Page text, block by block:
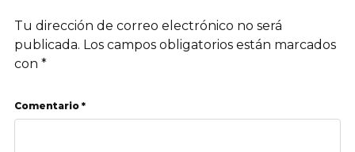
Tu dirección de correo electrónico no será
publicada. Los campos obligatorios están marcados
con *
Comentario *